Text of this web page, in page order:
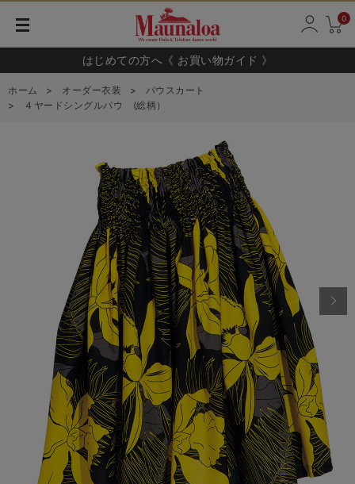
0
はじめての方へ《 お買い物ガイド 》
ホーム > オーダー衣装 >
パウスカート
>
４ヤードシングルパウ (総柄）